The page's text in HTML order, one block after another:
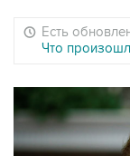
Есть
Что